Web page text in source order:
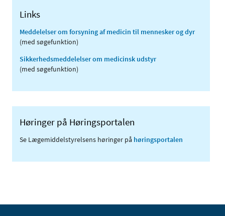
Links
Meddelelser om forsyning af medicin til mennesker og dyr
(med søgefunktion)
Sikkerhedsmeddelelser om medicinsk udstyr
(med søgefunktion)
Høringer på Høringsportalen
Se Lægemiddelstyrelsens høringer på høringsportalen